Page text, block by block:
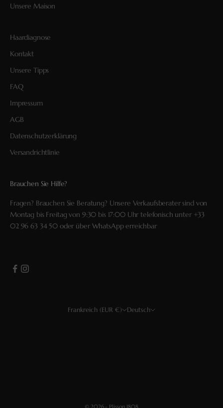
Unsere Maison
Haardiagnose
Kontakt
Unsere Tipps
FAQ
Impressum
AGB
Datenschutzerklärung
Versandrichtlinie
Brauchen Sie Hilfe?
Fragen? Brauchen Sie Beratung? Unsere Verkaufsberater sind von
Montag bis Freitag von 9:30 bis 17:00 Uhr telefonisch unter +33
02 96 63 34 50 oder überWhatsApperreichbar
Frankreich (EUR €) Deutsch
© 2026 - Plisson 1808